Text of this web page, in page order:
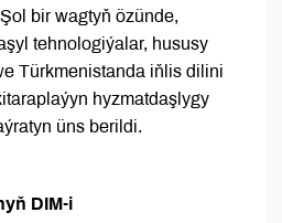
bir wagtyň özünde,
tehnologiýalar, hususy
Türkmenistanda iňlis dilini
hyzmatdaşlygy
üns berildi.
DIM-i